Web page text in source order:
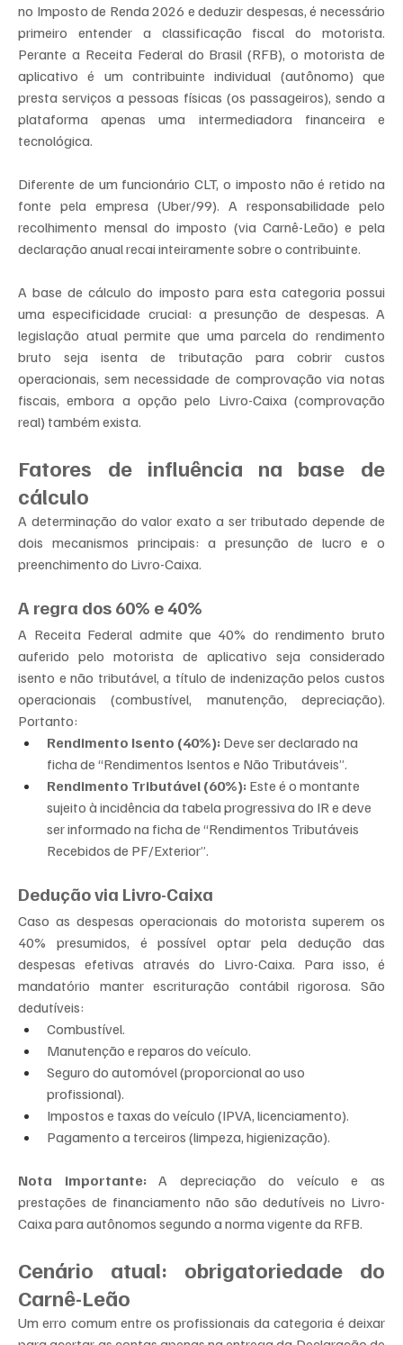
no Imposto de Renda 2026 e deduzir despesas, é necessário
primeiro entender a classificação fiscal do motorista.
Perante a Receita Federal do Brasil (RFB), o motorista de
aplicativo é um contribuinte individual (autônomo) que
presta serviços a pessoas físicas (os passageiros), sendo a
plataforma apenas uma intermediadora financeira e
tecnológica.
Diferente de um funcionário CLT, o imposto não é retido na
fonte pela empresa (Uber/99). A responsabilidade pelo
recolhimento mensal do imposto (via Carnê-Leão) e pela
declaração anual recai inteiramente sobre o contribuinte.
A base de cálculo do imposto para esta categoria possui
uma especificidade crucial: a presunção de despesas. A
legislação atual permite que uma parcela do rendimento
bruto seja isenta de tributação para cobrir custos
operacionais, sem necessidade de comprovação via notas
fiscais, embora a opção pelo Livro-Caixa (comprovação
real) também exista.
Fatores de influência na base de
cálculo
A determinação do valor exato a ser tributado depende de
dois mecanismos principais: a presunção de lucro e o
preenchimento do Livro-Caixa.
A regra dos 60% e 40%
A Receita Federal admite que 40% do rendimento bruto
auferido pelo motorista de aplicativo seja considerado
isento e não tributável, a título de indenização pelos custos
operacionais (combustível, manutenção, depreciação).
Portanto:
Rendimento Isento (40%): Deve ser declarado na
ficha de “Rendimentos Isentos e Não Tributáveis”.
Rendimento Tributável (60%): Este é o montante
sujeito à incidência da tabela progressiva do IR e deve
ser informado na ficha de “Rendimentos Tributáveis
Recebidos de PF/Exterior”.
Dedução via Livro-Caixa
Caso as despesas operacionais do motorista superem os
40% presumidos, é possível optar pela dedução das
despesas efetivas através do Livro-Caixa. Para isso, é
mandatório manter escrituração contábil rigorosa. São
dedutíveis:
Combustível.
Manutenção e reparos do veículo.
Seguro do automóvel (proporcional ao uso
profissional).
Impostos e taxas do veículo (IPVA, licenciamento).
Pagamento a terceiros (limpeza, higienização).
Nota importante: A depreciação do veículo e as
prestações de financiamento não são dedutíveis no Livro-
Caixa para autônomos segundo a norma vigente da RFB.
Cenário atual: obrigatoriedade do
Carnê-Leão
Um erro comum entre os profissionais da categoria é deixar